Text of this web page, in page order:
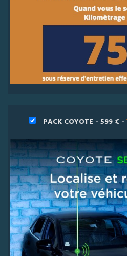
PACK COYOTE - 599 € -